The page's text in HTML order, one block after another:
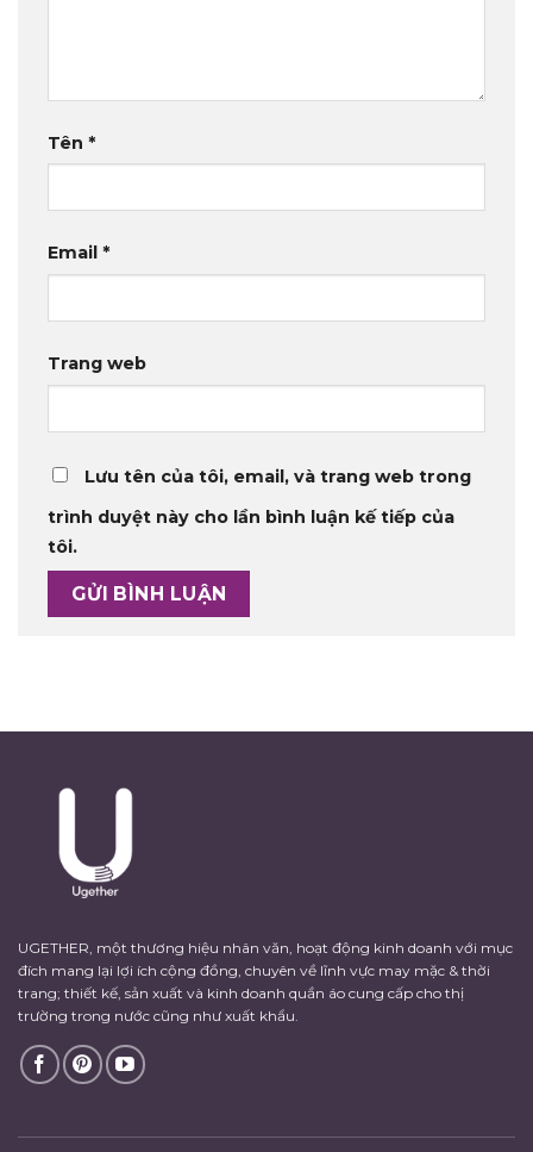
Tên *
Email *
Trang web
Lưu tên của tôi, email, và trang web trong
trình duyệt này cho lần bình luận kế tiếp của
tôi.
UGETHER, một thương hiệu nhân văn, hoạt động kinh doanh với mục
đích mang lại lợi ích cộng đồng, chuyên về lĩnh vực may mặc & thời
trang; thiết kế, sản xuất và kinh doanh quần áo cung cấp cho thị
trường trong nước cũng như xuất khẩu.